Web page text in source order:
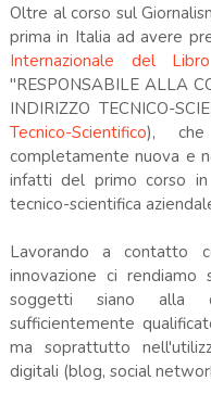
Oltre al corso sul
prima in Italia ad avere
Internazionale del
"RESPONSABILE ALLA
INDIRIZZO TECNICO-
Tecnico-Scientifico),
completamente nuova e
infatti del primo corso in
tecnico-scientifica
Lavorando a contatto
innovazione ci
soggetti siano alla
sufficientemente
ma soprattutto
digitali (blog, social